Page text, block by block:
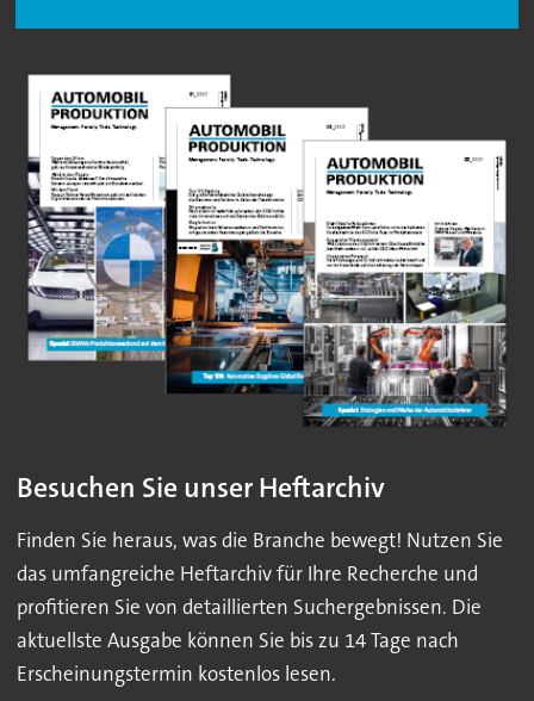
Besuchen Sie unser Heftarchiv
Finden Sie heraus, was die Branche bewegt! Nutzen Sie
das umfangreiche Heftarchiv für Ihre Recherche und
profitieren Sie von detaillierten Suchergebnissen. Die
aktuellste Ausgabe können Sie bis zu 14 Tage nach
Erscheinungstermin kostenlos lesen.